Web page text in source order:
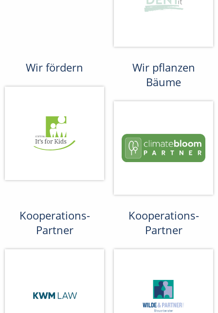
Wir fördern
Wir pflanzen
Bäume
Kooperations-
Partner
Kooperations-
Partner